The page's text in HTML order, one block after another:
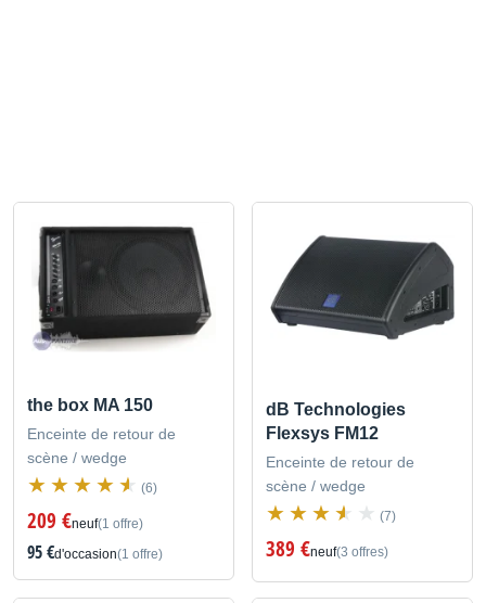
the box MA 150
Enceinte de retour de
scène / wedge
(6)
209 €neuf(1 offre)
95 €d'occasion(1 offre)
dB Technologies
Flexsys FM12
Enceinte de retour de
scène / wedge
(7)
389 €neuf(3 offres)